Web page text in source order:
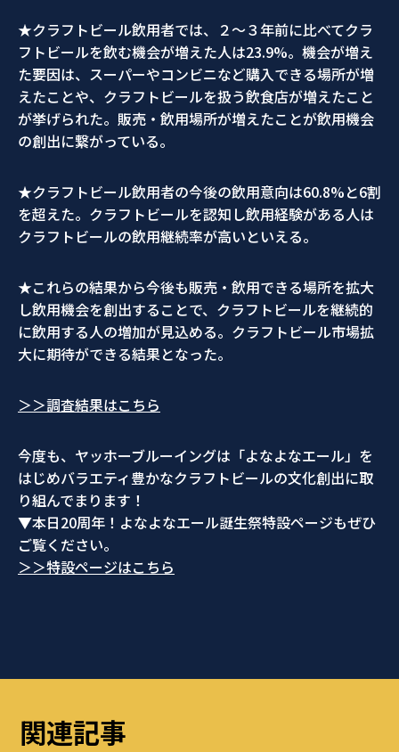
★クラフトビール飲用者では、２～３年前に比べてクラ
フトビールを飲む機会が増えた人は23.9%。機会が増え
た要因は、 スーパーやコンビニなど購入できる場所が増
えたことや、 クラフトビールを扱う飲食店が増えたこと
が挙げられた。販売・ 飲用場所が増えたことが飲用機会
の創出に繋がっている。
★クラフトビール飲用者の今後の飲用意向は60.8%と6割
を超えた。 クラフトビールを認知し飲用経験がある人は
クラフトビールの飲用継続率が高いといえる。
★これらの結果から今後も販売・ 飲用できる場所を拡大
し飲用機会を創出することで、 クラフトビールを継続的
に飲用する人の増加が見込める。 クラフトビール市場拡
大に期待ができる結果となった。
＞＞調査結果はこちら
今度も、ヤッホーブルーイングは「よなよなエール」 を
はじめバラエティ豊かなクラフトビールの文化創出に取
り組んでまります！
▼本日20周年！ よなよなエール誕生祭特設ページもぜひ
ご覧ください。
＞＞特設ページはこちら
関連記事